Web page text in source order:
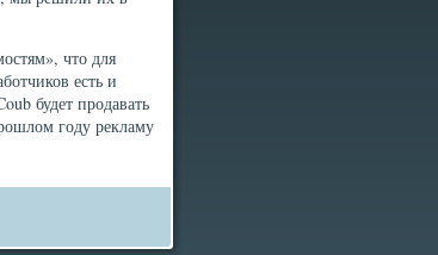
что для
есть и
будет продавать
году рекламу